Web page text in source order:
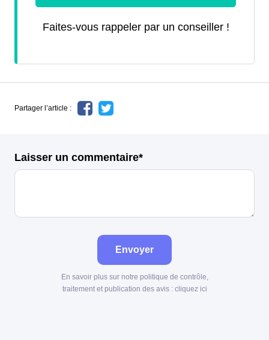
Faites-vous rappeler par un conseiller !
Partager l’article :
Laisser un commentaire*
Envoyer
En savoir plus sur notre politique de contrôle,
traitement et publication des avis : cliquez ici